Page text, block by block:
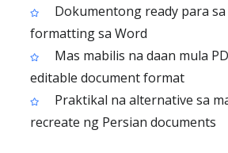
Dokumentong ready para
formatting sa Word
Mas mabilis na daan mula
editable document format
Praktikal na alternative sa
recreate ng Persian documents